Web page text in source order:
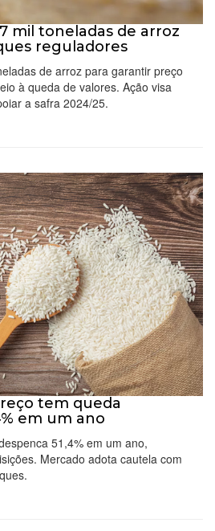
mil toneladas de arroz
reguladores
de arroz para garantir preço
à queda de valores. Ação visa
a safra 2024/25.
tem queda
em um ano
51,4% em um ano,
Mercado adota cautela com